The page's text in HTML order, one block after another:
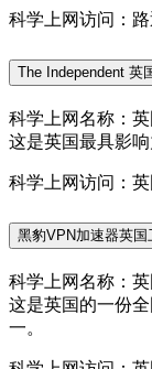
科学上网访问：路
The Independent 英
科学上网名称：
这是英国最具影响
科学上网访问：
黑豹VPN加速器英国
科学上网名称：
这是英国的一份
一。